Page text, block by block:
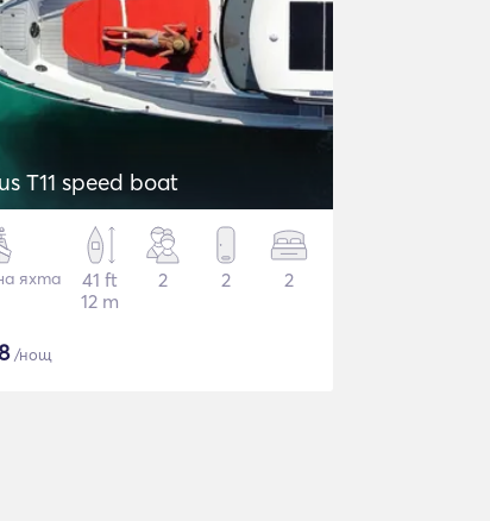
T11 speed boat
яхта
41 ft
12 m
2 2 2
/нощ